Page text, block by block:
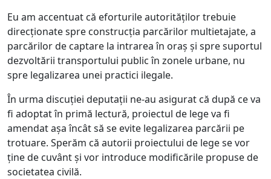
Eu am accentuat că eforturile autorităților trebuie
direcționate spre construcția parcărilor multietajate, a
parcărilor de captare la intrarea în oraș și spre suportul
dezvoltării transportului public în zonele urbane, nu
spre legalizarea unei practici ilegale.
În urma discuției deputații ne-au asigurat că după ce va
fi adoptat în primă lectură, proiectul de lege va fi
amendat așa încât să se evite legalizarea parcării pe
trotuare. Sperăm că autorii proiectului de lege se vor
ține de cuvânt și vor introduce modificările propuse de
societatea civilă.